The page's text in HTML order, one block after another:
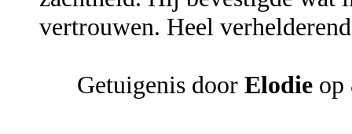
vertrouwen. Heel
Getuigenis door Elodie op